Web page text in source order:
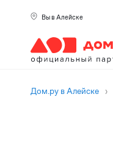
Вы в Алейске
Дом.ру в Алейске ›